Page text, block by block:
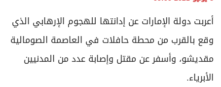
عدد اليوم
مواقيت الصلاة
الأحوال الجوية
أعربت دولة الإمارات عن إدانتها للهجوم الإرهابي الذي
وقع بالقرب من محطة حافلات في العاصمة الصومالية
مقديشو، وأسفر عن مقتل وإصابة عدد من المدنيين
الأبرياء.